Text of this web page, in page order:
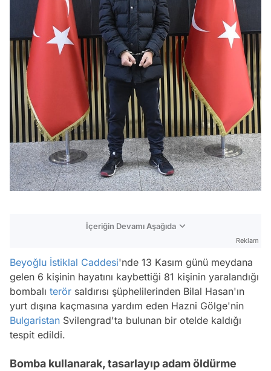
İçeriğin Devamı Aşağıda
Reklam
Beyoğlu İstiklal Caddesi'nde 13 Kasım günü meydana
gelen 6 kişinin hayatını kaybettiği 81 kişinin yaralandığı
bombalı terör saldırısı şüphelilerinden Bilal Hasan'ın
yurt dışına kaçmasına yardım eden Hazni Gölge'nin
Bulgaristan Svilengrad'ta bulunan bir otelde kaldığı
tespit edildi.
Bomba kullanarak, tasarlayıp adam öldürme